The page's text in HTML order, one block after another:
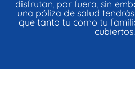
disfrutan, por fuera, sin
una póliza de salud
que tanto tu como tu
cubiertos.